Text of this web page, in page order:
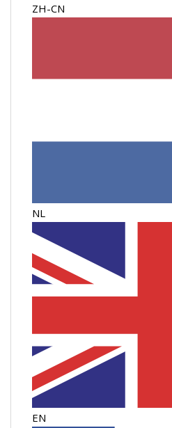
ZH-CN
NL
EN